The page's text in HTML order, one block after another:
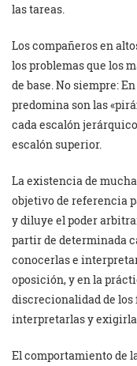
las tareas.
Los compañeros en
los problemas que los
de base. No siempre:
predomina son las
cada escalón
escalón superior.
La existencia de
objetivo de referencia
y diluye el poder
partir de determinada
conocerlas e
oposición, y en la
discrecionalidad de
interpretarlas y
El comportamiento de